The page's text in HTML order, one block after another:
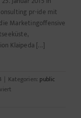
pr-ide mit
Marketingoffensive
Klaipeda [...]
| Kategorien: public
für